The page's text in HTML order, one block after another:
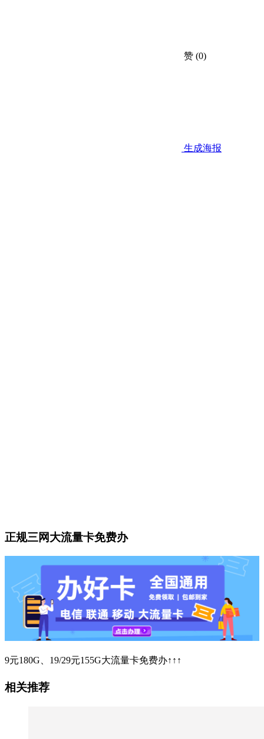
赞 (0)
生成海报
正规三网大流量卡免费办
9元180G、19/29元155G大流量卡免费办↑↑↑
相关推荐